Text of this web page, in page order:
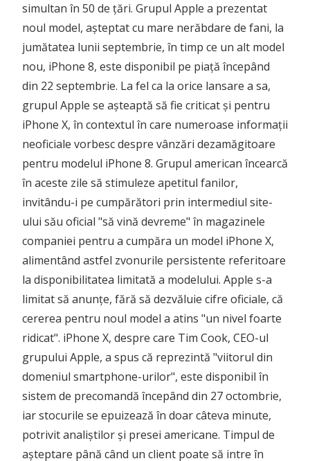
simultan în 50 de țări. Grupul Apple a prezentat
noul model, așteptat cu mare nerăbdare de fani, la
jumătatea lunii septembrie, în timp ce un alt model
nou, iPhone 8, este disponibil pe piață începând
din 22 septembrie. La fel ca la orice lansare a sa,
grupul Apple se așteaptă să fie criticat și pentru
iPhone X, în contextul în care numeroase informații
neoficiale vorbesc despre vânzări dezamăgitoare
pentru modelul iPhone 8. Grupul american încearcă
în aceste zile să stimuleze apetitul fanilor,
invitându-i pe cumpărători prin intermediul site-
ului său oficial "să vină devreme" în magazinele
companiei pentru a cumpăra un model iPhone X,
alimentând astfel zvonurile persistente referitoare
la disponibilitatea limitată a modelului. Apple s-a
limitat să anunțe, fără să dezvăluie cifre oficiale, că
cererea pentru noul model a atins "un nivel foarte
ridicat". iPhone X, despre care Tim Cook, CEO-ul
grupului Apple, a spus că reprezintă "viitorul din
domeniul smartphone-urilor", este disponibil în
sistem de precomandă începând din 27 octombrie,
iar stocurile se epuizează în doar câteva minute,
potrivit analiștilor și presei americane. Timpul de
așteptare până când un client poate să intre în